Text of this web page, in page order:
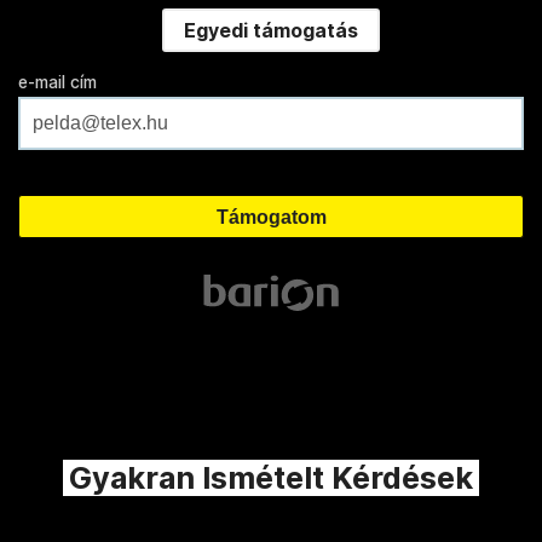
Egyedi támogatás
e-mail cím
Gyakran Ismételt Kérdések